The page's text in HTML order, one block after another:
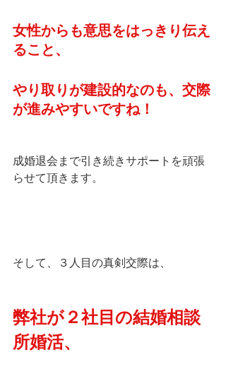
女性からも意思をはっきり伝え
ること、
やり取りが建設的なのも、交際
が進みやすいですね！
成婚退会まで引き続きサポートを頑張
らせて頂きます。
そして、３人目の真剣交際は、
弊社が２社目の結婚相談
所婚活、